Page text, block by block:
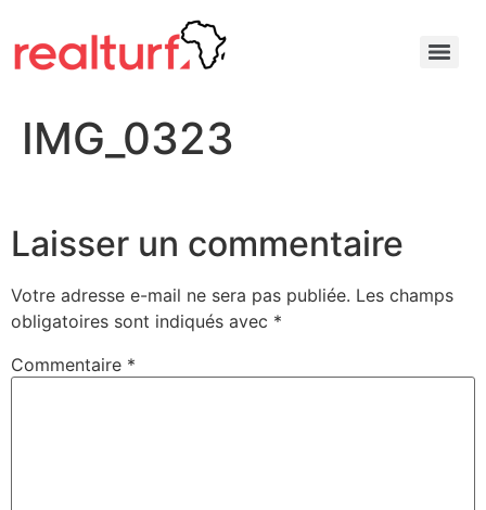
IMG_0323
Laisser un commentaire
Votre adresse e-mail ne sera pas publiée. Les champs
obligatoires sont indiqués avec *
Commentaire *